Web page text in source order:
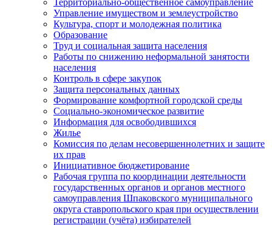
Территориально-общественное самоуправление
Управление имуществом и землеустройство
Культура, спорт и молодежная политика
Образование
Труд и социальная защита населения
Работы по снижению неформальной занятости
населения
Контроль в сфере закупок
Защита персональных данных
Формирование комфортной городской среды
Социально-экономическое развитие
Информация для освободившихся
Жилье
Комиссия по делам несовершеннолетних и защите
их прав
Инициативное бюджетирование
Рабочая группа по координации деятельности
государственных органов и органов местного
самоуправления Шпаковского муниципального
округа ставропольского края при осуществлении
регистрации (учёта) избирателей